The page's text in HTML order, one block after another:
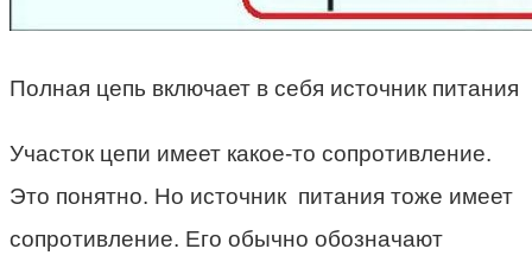
Полная цепь включает в себя источник питания
Участок цепи имеет какое-то сопротивление.
Это понятно. Но источник питания тоже имеет
сопротивление. Его обычно обозначают